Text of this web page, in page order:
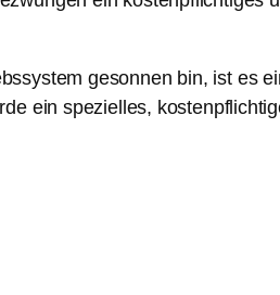
gesonnen bin, ist es
ein spezielles,